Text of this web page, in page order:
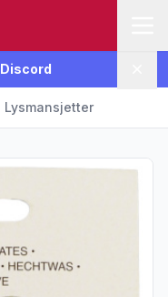
Discord
Lysmansjetter